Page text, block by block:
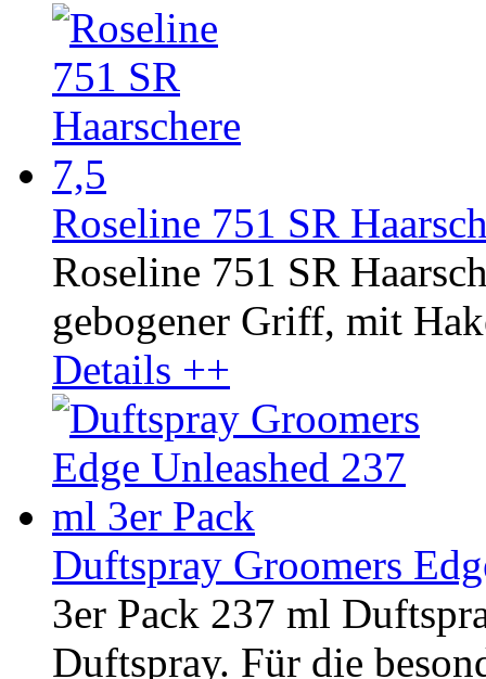
Roseline 751 SR
Roseline 751 SR
gebogener Griff, mit
Details ++
Duftspray Groomers
3er Pack 237 ml
Duftspray. Für die